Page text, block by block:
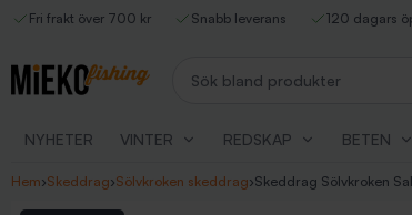
Fri frakt över 700 kr Snabb leverans 120 dagars
NYHETER VINTER REDSKAP BETEN
Hem›Skeddrag›Sölvkroken skeddrag›Skeddrag Sölvkroken